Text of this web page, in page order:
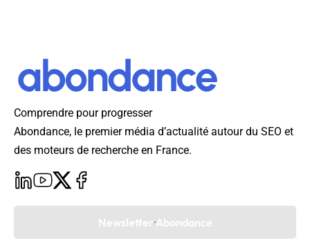
Comprendre pour progresser
Abondance, le premier média d’actualité autour du SEO et
des moteurs de recherche en France.
Newsletter Abondance